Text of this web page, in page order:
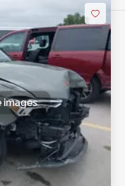
images